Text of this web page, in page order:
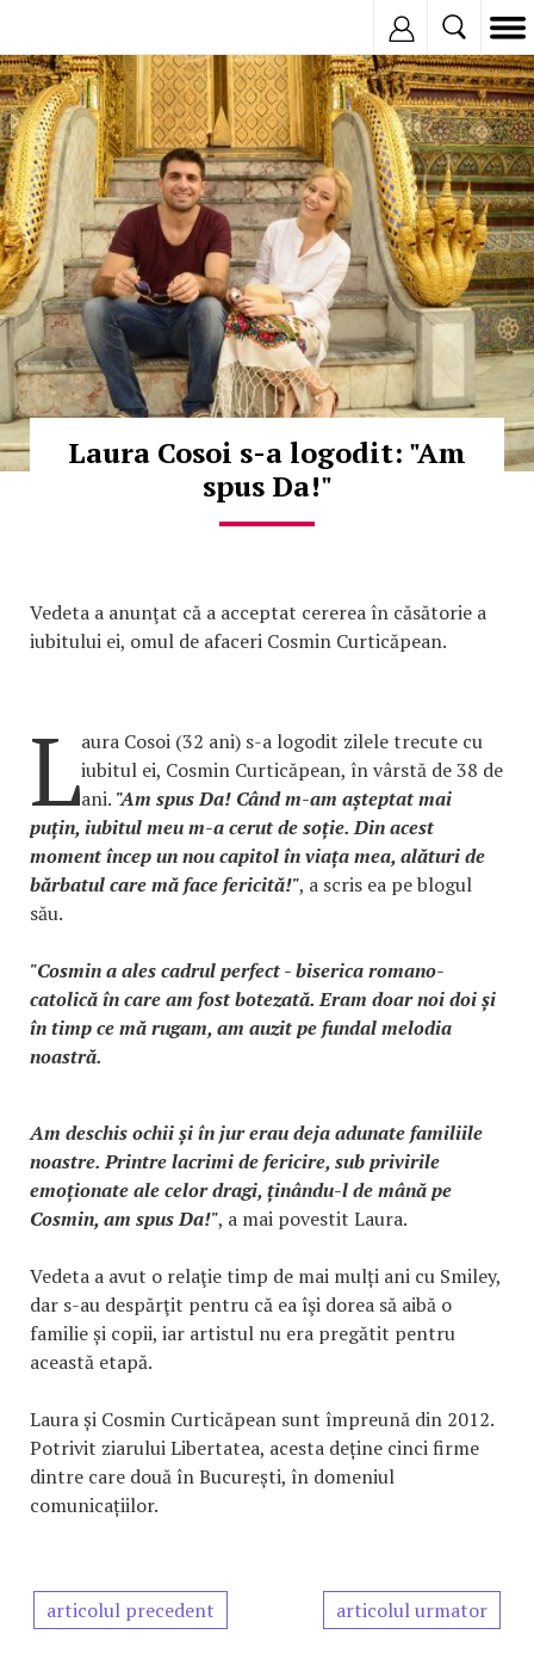
© Copyright: MEDIAFAX
Laura Cosoi s-a logodit: "Am
spus Da!"
Vedeta a anunţat că a acceptat cererea în căsătorie a
iubitului ei, omul de afaceri Cosmin Curticăpean.
Laura Cosoi (32 ani) s-a logodit zilele trecute cu
iubitul ei, Cosmin Curticăpean, în vârstă de 38 de
ani. "Am spus Da! Când m-am așteptat mai
puțin, iubitul meu m-a cerut de soție. Din acest
moment încep un nou capitol în viața mea, alături de
bărbatul care mă face fericită!", a scris ea pe blogul
său.
"Cosmin a ales cadrul perfect - biserica romano-
catolică în care am fost botezată. Eram doar noi doi și
în timp ce mă rugam, am auzit pe fundal melodia
noastră.
Am deschis ochii și în jur erau deja adunate familiile
noastre. Printre lacrimi de fericire, sub privirile
emoționate ale celor dragi, ținându-l de mână pe
Cosmin, am spus Da!", a mai povestit Laura.
Vedeta a avut o relaţie timp de mai mulți ani cu Smiley,
dar s-au despărţit pentru că ea îşi dorea să aibă o
familie și copii, iar artistul nu era pregătit pentru
această etapă.
Laura și Cosmin Curticăpean sunt împreună din 2012.
Potrivit ziarului Libertatea, acesta deține cinci firme
dintre care două în București, în domeniul
comunicațiilor.
articolul precedent articolul urmator